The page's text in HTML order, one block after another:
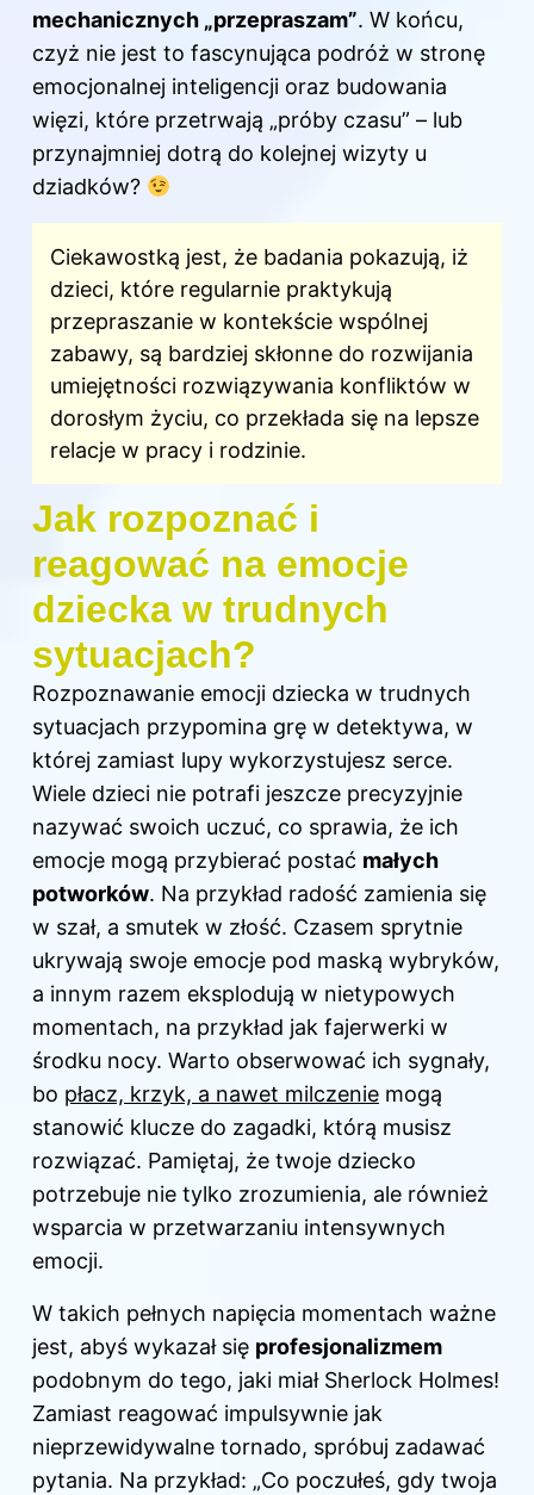
mechanicznych „przepraszam”. W końcu,
czyż nie jest to fascynująca podróż w stronę
emocjonalnej inteligencji oraz budowania
więzi, które przetrwają „próby czasu” – lub
przynajmniej dotrą do kolejnej wizyty u
dziadków?
Ciekawostką jest, że badania pokazują, iż
dzieci, które regularnie praktykują
przepraszanie w kontekście wspólnej
zabawy, są bardziej skłonne do rozwijania
umiejętności rozwiązywania konfliktów w
dorosłym życiu, co przekłada się na lepsze
relacje w pracy i rodzinie.
Jak rozpoznać i
reagować na emocje
dziecka w trudnych
sytuacjach?
Rozpoznawanie emocji dziecka w trudnych
sytuacjach przypomina grę w detektywa, w
której zamiast lupy wykorzystujesz serce.
Wiele dzieci nie potrafi jeszcze precyzyjnie
nazywać swoich uczuć, co sprawia, że ich
emocje mogą przybierać postać małych
potworków. Na przykład radość zamienia się
w szał, a smutek w złość. Czasem sprytnie
ukrywają swoje emocje pod maską wybryków,
a innym razem eksplodują w nietypowych
momentach, na przykład jak fajerwerki w
środku nocy. Warto obserwować ich sygnały,
bo płacz, krzyk, a nawet milczenie mogą
stanowić klucze do zagadki, którą musisz
rozwiązać. Pamiętaj, że twoje dziecko
potrzebuje nie tylko zrozumienia, ale również
wsparcia w przetwarzaniu intensywnych
emocji.
W takich pełnych napięcia momentach ważne
jest, abyś wykazał się profesjonalizmem
podobnym do tego, jaki miał Sherlock Holmes!
Zamiast reagować impulsywnie jak
nieprzewidywalne tornado, spróbuj zadawać
pytania. Na przykład: „Co poczułeś, gdy twoja